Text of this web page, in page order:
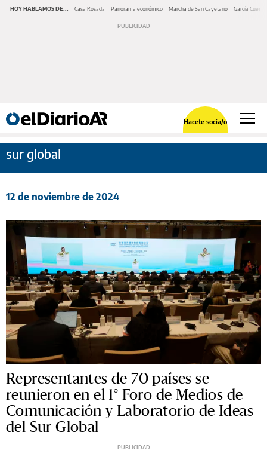
HOY HABLAMOS DE... Casa Rosada Panorama económico Marcha de San Cayetano García Cuerva
Hacete socia/o
sur global
12 de noviembre de 2024
Representantes de 70 países se
reunieron en el 1° Foro de Medios de
Comunicación y Laboratorio de Ideas
del Sur Global